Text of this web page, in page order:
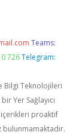
Teams:
726 Telegram:
Bilgi Teknolojileri
Yer Sağlayıcı
proaktif